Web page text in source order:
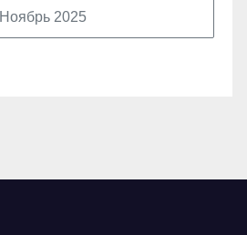
Ноябрь 2025